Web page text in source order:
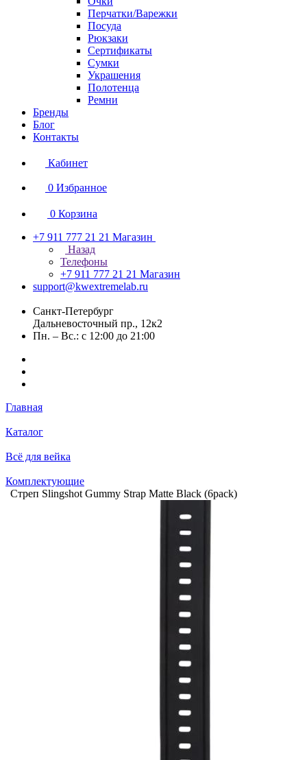
Перчатки/Варежки
Посуда
Рюкзаки
Сертификаты
Сумки
Украшения
Полотенца
Ремни
Бренды
Блог
Контакты
Кабинет
0 Избранное
0 Корзина
+7 911 777 21 21 Магазин
Назад
Телефоны
+7 911 777 21 21 Магазин
support@kwextremelab.ru
Санкт-Петербург
Дальневосточный пр., 12к2
Пн. – Вс.: с 12:00 до 21:00
Главная
Каталог
Всё для вейка
Комплектующие
Стреп Slingshot Gummy Strap Matte Black (6pack)